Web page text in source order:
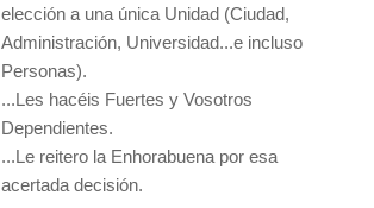
elección a una única Unidad (Ciudad,
Administración, Universidad...e incluso
Personas).
...Les hacéis Fuertes y Vosotros
Dependientes.
...Le reitero la Enhorabuena por esa
acertada decisión.